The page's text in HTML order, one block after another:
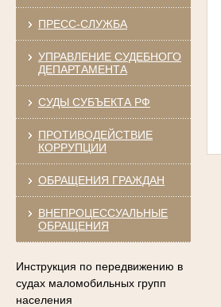
ПРЕСС-СЛУЖБА
УПРАВЛЕНИЕ СУДЕБНОГО
ДЕПАРТАМЕНТА
СУДЫ СУБЪЕКТА РФ
ПРОТИВОДЕЙСТВИЕ
КОРРУПЦИИ
ОБРАЩЕНИЯ ГРАЖДАН
ВНЕПРОЦЕССУАЛЬНЫЕ
ОБРАЩЕНИЯ
Инструкция по передвижению в
судах маломобильных групп
населения